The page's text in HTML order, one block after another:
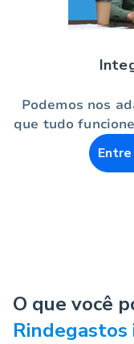
Podemos nos
que tudo
O que você